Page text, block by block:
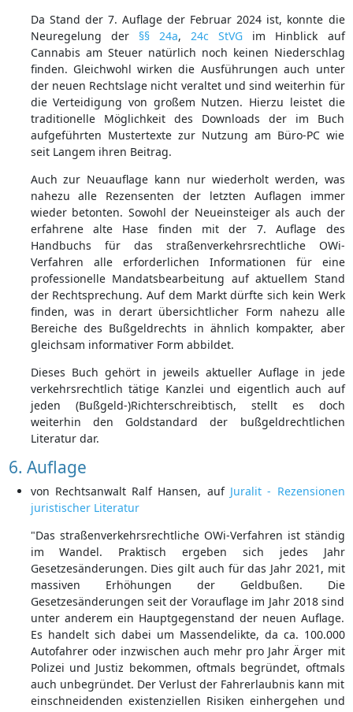
Da Stand der 7. Auflage der Februar 2024 ist, konnte die
Neuregelung der §§ 24a, 24c StVG im Hinblick auf
Cannabis am Steuer natürlich noch keinen Niederschlag
finden. Gleichwohl wirken die Ausführungen auch unter
der neuen Rechtslage nicht veraltet und sind weiterhin für
die Verteidigung von großem Nutzen. Hierzu leistet die
traditionelle Möglichkeit des Downloads der im Buch
aufgeführten Mustertexte zur Nutzung am Büro-PC wie
seit Langem ihren Beitrag.
Auch zur Neuauflage kann nur wiederholt werden, was
nahezu alle Rezensenten der letzten Auflagen immer
wieder betonten. Sowohl der Neueinsteiger als auch der
erfahrene alte Hase finden mit der 7. Auflage des
Handbuchs für das straßenverkehrsrechtliche OWi-
Verfahren alle erforderlichen Informationen für eine
professionelle Mandatsbearbeitung auf aktuellem Stand
der Rechtsprechung. Auf dem Markt dürfte sich kein Werk
finden, was in derart übersichtlicher Form nahezu alle
Bereiche des Bußgeldrechts in ähnlich kompakter, aber
gleichsam informativer Form abbildet.
Dieses Buch gehört in jeweils aktueller Auflage in jede
verkehrsrechtlich tätige Kanzlei und eigentlich auch auf
jeden (Bußgeld-)Richterschreibtisch, stellt es doch
weiterhin den Goldstandard der bußgeldrechtlichen
Literatur dar.
6. Auflage
von Rechtsanwalt Ralf Hansen, auf Juralit - Rezensionen
juristischer Literatur
"Das straßenverkehrsrechtliche OWi-Verfahren ist ständig
im Wandel. Praktisch ergeben sich jedes Jahr
Gesetzesänderungen. Dies gilt auch für das Jahr 2021, mit
massiven Erhöhungen der Geldbußen. Die
Gesetzesänderungen seit der Vorauflage im Jahr 2018 sind
unter anderem ein Hauptgegenstand der neuen Auflage.
Es handelt sich dabei um Massendelikte, da ca. 100.000
Autofahrer oder inzwischen auch mehr pro Jahr Ärger mit
Polizei und Justiz bekommen, oftmals begründet, oftmals
auch unbegründet. Der Verlust der Fahrerlaubnis kann mit
einschneidenden existenziellen Risiken einhergehen und